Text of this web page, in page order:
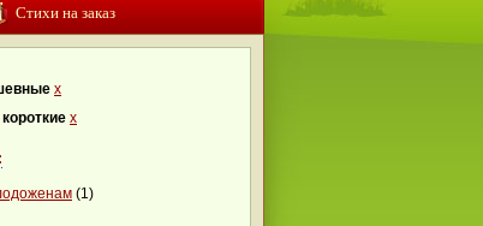
Стихи на заказ
x
короткие x
(1)